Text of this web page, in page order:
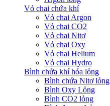
Vỏ chai chứa khí
Vỏ chai Argon
Vỏ chai CO2
Vỏ chai Nitơ
Vỏ chai Oxy
Vỏ chai Helium
Vỏ chai Hydro
Bình chứa khí hóa lỏng
Bình chứa Nitơ lỏng
Bình Oxy Lỏng
Bình CO2 lỏng